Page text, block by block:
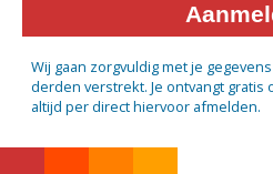
Wij gaan zorgvuldig met je
derden verstrekt. Je ontvangt gratis
altijd per direct hiervoor afmelden.